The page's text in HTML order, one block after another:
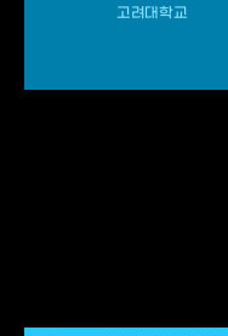
고려대학교